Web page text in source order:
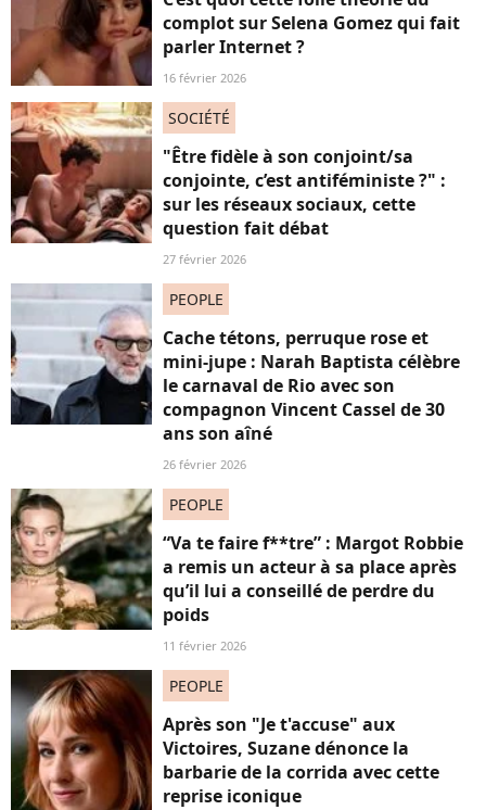
complot sur Selena Gomez qui fait
parler Internet ?
16 février 2026
SOCIÉTÉ
"Être fidèle à son conjoint/sa
conjointe, c’est antiféministe ?" :
sur les réseaux sociaux, cette
question fait débat
27 février 2026
PEOPLE
Cache tétons, perruque rose et
mini-jupe : Narah Baptista célèbre
le carnaval de Rio avec son
compagnon Vincent Cassel de 30
ans son aîné
26 février 2026
PEOPLE
“Va te faire f**tre” : Margot Robbie
a remis un acteur à sa place après
qu’il lui a conseillé de perdre du
poids
11 février 2026
PEOPLE
Après son "Je t'accuse" aux
Victoires, Suzane dénonce la
barbarie de la corrida avec cette
reprise iconique